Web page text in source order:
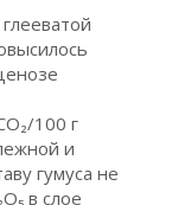
100 г
и
гумуса не
в слое